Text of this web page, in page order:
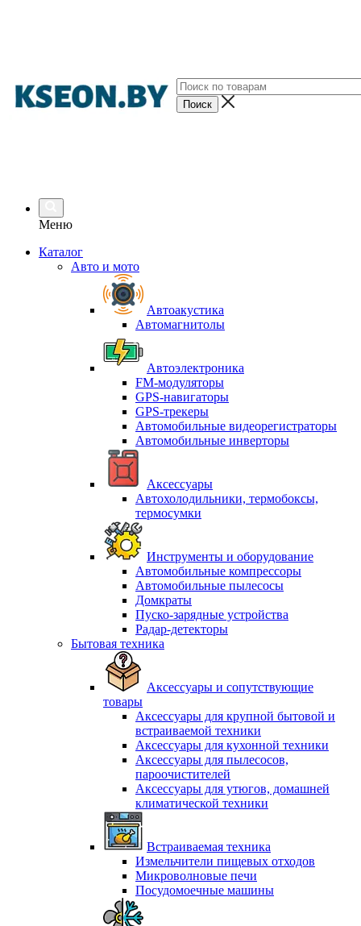
Меню
Каталог
Авто и мото
Автоакустика
Автомагнитолы
Автоэлектроника
FM-модуляторы
GPS-навигаторы
GPS-трекеры
Автомобильные видеорегистраторы
Автомобильные инверторы
Аксессуары
Автохолодильники, термобоксы,
термосумки
Инструменты и оборудование
Автомобильные компрессоры
Автомобильные пылесосы
Домкраты
Пуско-зарядные устройства
Радар-детекторы
Бытовая техника
Аксессуары и сопутствующие
товары
Аксессуары для крупной бытовой и
встраиваемой техники
Аксессуары для кухонной техники
Аксессуары для пылесосов,
пароочистителей
Аксессуары для утюгов, домашней
климатической техники
Встраиваемая техника
Измельчители пищевых отходов
Микроволновые печи
Посудомоечные машины